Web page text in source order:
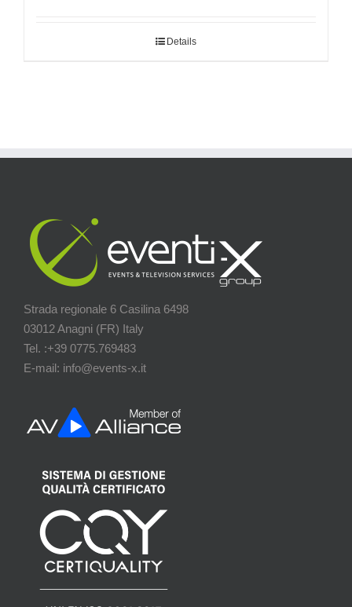
Details
Strada regionale 6 Casilina 6498
03012 Anagni (FR) Italy
Tel. :+39 0775.769483
E-mail: info@events-x.it